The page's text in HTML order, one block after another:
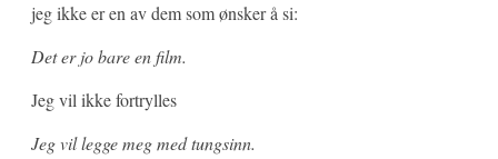
jeg ikke er en av dem som ønsker å si:
Det er jo bare en film.
Jeg vil ikke fortrylles
Jeg vil legge meg med tungsinn.